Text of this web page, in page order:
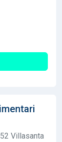
Villasanta